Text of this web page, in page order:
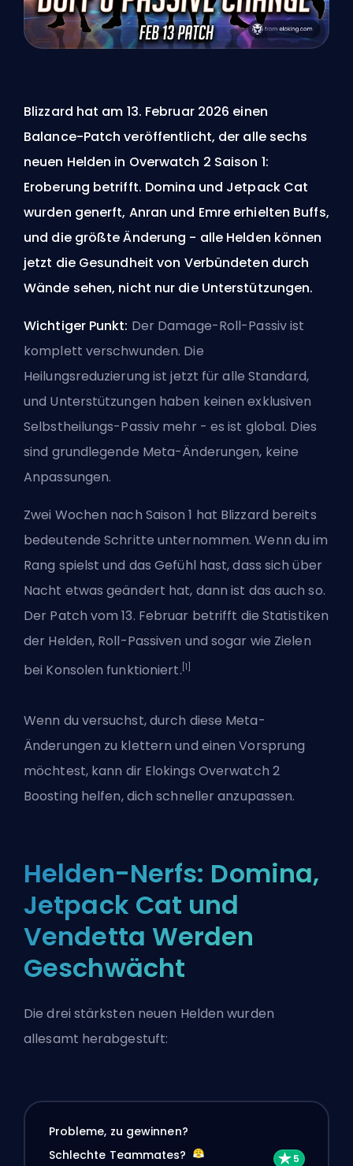
Blizzard hat am 13. Februar 2026 einen
Balance-Patch veröffentlicht, der alle sechs
neuen Helden in Overwatch 2 Saison 1:
Eroberung betrifft. Domina und Jetpack Cat
wurden generft, Anran und Emre erhielten Buffs,
und die größte Änderung - alle Helden können
jetzt die Gesundheit von Verbündeten durch
Wände sehen, nicht nur die Unterstützungen.
Wichtiger Punkt: Der Damage-Roll-Passiv ist
komplett verschwunden. Die
Heilungsreduzierung ist jetzt für alle Standard,
und Unterstützungen haben keinen exklusiven
Selbstheilungs-Passiv mehr - es ist global. Dies
sind grundlegende Meta-Änderungen, keine
Anpassungen.
Zwei Wochen nach Saison 1 hat Blizzard bereits
bedeutende Schritte unternommen. Wenn du im
Rang spielst und das Gefühl hast, dass sich über
Nacht etwas geändert hat, dann ist das auch so.
Der Patch vom 13. Februar betrifft die Statistiken
der Helden, Roll-Passiven und sogar wie Zielen
bei Konsolen funktioniert. [1]
Wenn du versuchst, durch diese Meta-
Änderungen zu klettern und einen Vorsprung
möchtest, kann dir Elokings Overwatch 2
Boosting helfen, dich schneller anzupassen.
Helden-Nerfs: Domina,
Jetpack Cat und
Vendetta Werden
Geschwächt
Die drei stärksten neuen Helden wurden
allesamt herabgestuft:
Probleme, zu gewinnen?
Schlechte Teammates?